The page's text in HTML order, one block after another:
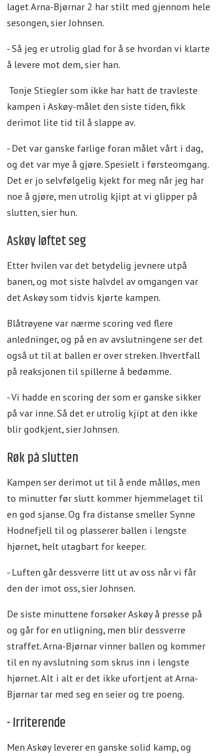
laget Arna-Bjørnar 2 har stilt med gjennom hele
sesongen, sier Johnsen.
- Så jeg er utrolig glad for å se hvordan vi klarte
å levere mot dem, sier han.
Tonje Stiegler som ikke har hatt de travleste
kampen i Askøy-målet den siste tiden, fikk
derimot lite tid til å slappe av.
- Det var ganske farlige foran målet vårt i dag,
og det var mye å gjøre. Spesielt i førsteomgang.
Det er jo selvfølgelig kjekt for meg når jeg har
noe å gjøre, men utrolig kjipt at vi glipper på
slutten, sier hun.
Askøy løftet seg
Etter hvilen var det betydelig jevnere utpå
banen, og mot siste halvdel av omgangen var
det Askøy som tidvis kjørte kampen.
Blåtrøyene var nærme scoring ved flere
anledninger, og på en av avslutningene ser det
også ut til at ballen er over streken. Ihvertfall
på reaksjonen til spillerne å bedømme.
- Vi hadde en scoring der som er ganske sikker
på var inne. Så det er utrolig kjipt at den ikke
blir godkjent, sier Johnsen.
Røk på slutten
Kampen ser derimot ut til å ende målløs, men
to minutter før slutt kommer hjemmelaget til
en god sjanse. Og fra distanse smeller Synne
Hodnefjell til og plasserer ballen i lengste
hjørnet, helt utagbart for keeper.
- Luften går dessverre litt ut av oss når vi får
den der imot oss, sier Johnsen.
De siste minuttene forsøker Askøy å presse på
og går for en utligning, men blir dessverre
straffet. Arna-Bjørnar vinner ballen og kommer
til en ny avslutning som skrus inn i lengste
hjørnet. Alt i alt er det ikke ufortjent at Arna-
Bjørnar tar med seg en seier og tre poeng.
- Irriterende
Men Askøy leverer en ganske solid kamp, og